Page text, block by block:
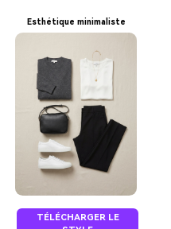
Esthétique minimaliste
TÉLÉCHARGER LE